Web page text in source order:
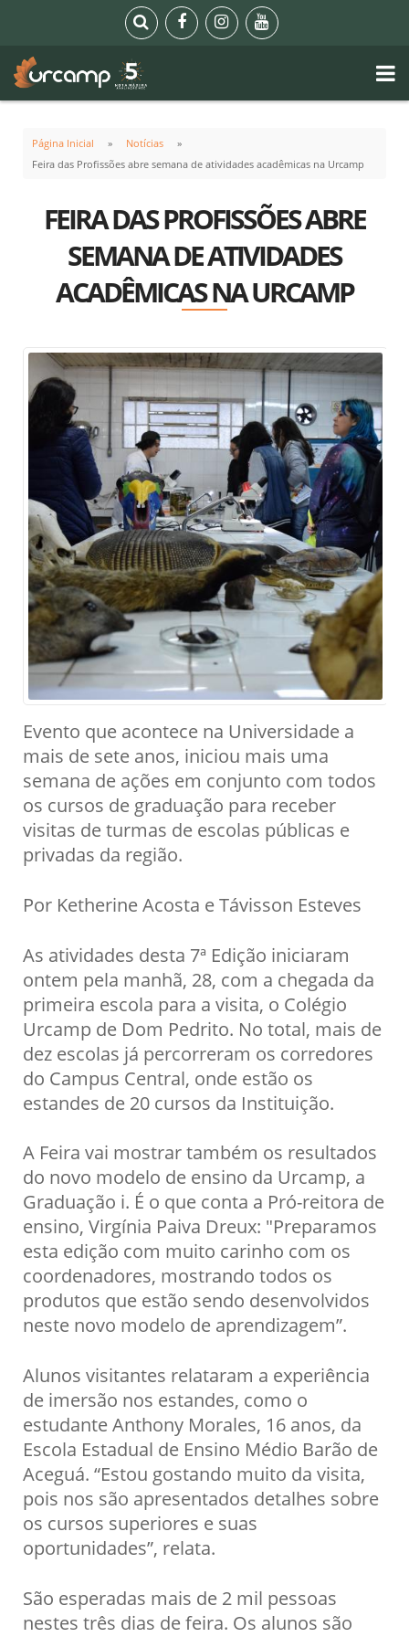
Página Inicial
Notícias
Feira das Profissões abre semana de atividades acadêmicas na Urcamp
FEIRA DAS PROFISSÕES ABRE
SEMANA DE ATIVIDADES
ACADÊMICAS NA URCAMP
Evento que acontece na Universidade a
mais de sete anos, iniciou mais uma
semana de ações em conjunto com todos
os cursos de graduação para receber
visitas de turmas de escolas públicas e
privadas da região.
Por Ketherine Acosta e Távisson Esteves
As atividades desta 7ª Edição iniciaram
ontem pela manhã, 28, com a chegada da
primeira escola para a visita, o Colégio
Urcamp de Dom Pedrito. No total, mais de
dez escolas já percorreram os corredores
do Campus Central, onde estão os
estandes de 20 cursos da Instituição.
A Feira vai mostrar também os resultados
do novo modelo de ensino da Urcamp, a
Graduação i. É o que conta a Pró-reitora de
ensino, Virgínia Paiva Dreux: "Preparamos
esta edição com muito carinho com os
coordenadores, mostrando todos os
produtos que estão sendo desenvolvidos
neste novo modelo de aprendizagem”.
Alunos visitantes relataram a experiência
de imersão nos estandes, como o
estudante Anthony Morales, 16 anos, da
Escola Estadual de Ensino Médio Barão de
Aceguá. “Estou gostando muito da visita,
pois nos são apresentados detalhes sobre
os cursos superiores e suas
oportunidades”, relata.
São esperadas mais de 2 mil pessoas
nestes três dias de feira. Os alunos são